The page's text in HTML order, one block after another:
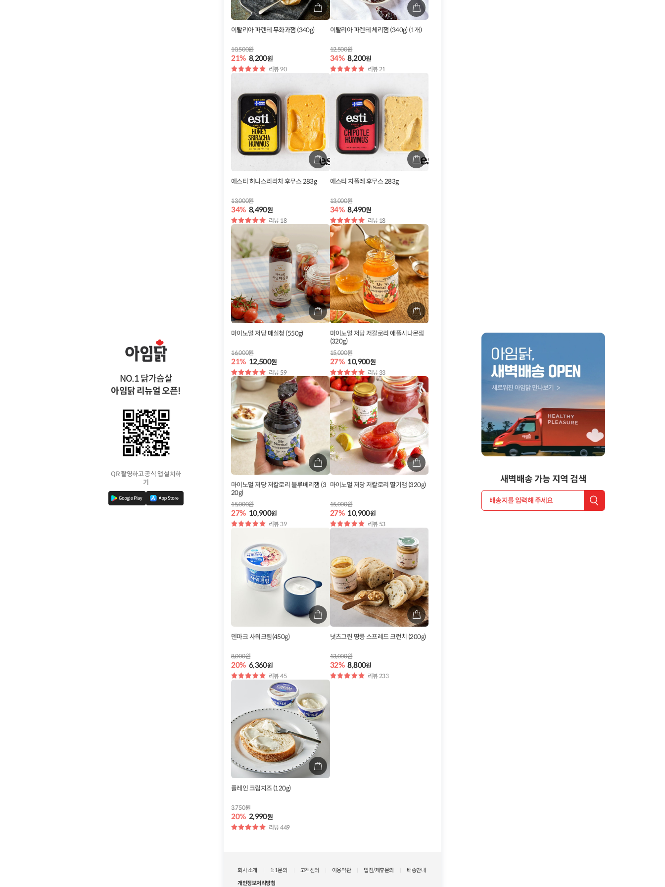
새벽배송 가능 지역 검색
배송지를 입력해 주세요
NO.1 닭가슴살
아임닭 리뉴얼 오픈!
QR 촬영하고 공식 앱 설치하
기
이탈리아 파렌테 무화과잼 (340g)
21% 8,200원
10,500원
별
점
리뷰 90
이탈리아 파렌테 체리잼 (340g) (1개)
34% 8,200원
12,500원
별
점
리뷰 21
에스티 허니스리라차 후무스 283g
34% 8,490원
13,000원
별
점
리뷰 18
에스티 치폴레 후무스 283g
34% 8,490원
13,000원
별
점
리뷰 18
마이노멀 저당 매실청 (550g)
21% 12,500원
16,000원
별
점
리뷰 59
마이노멀 저당 저칼로리 애플시나몬잼
(320g)
27% 10,900원
15,000원
별
점
리뷰 33
마이노멀 저당 저칼로리 블루베리잼 (3
20g)
27% 10,900원
15,000원
별
리뷰 39
마이노멀 저당 저칼로리 딸기잼 (320g)
27% 10,900원
15,000원
별
점
리뷰 53
덴마크 사워크림(450g)
20% 6,360원
8,000원
별
점
리뷰 45
넛츠그린 땅콩 스프레드 크런치 (200g)
32% 8,800원
13,000원
별
점
리뷰 233
플레인 크림치즈 (120g)
20% 2,990원
3,750원
별
리뷰 449
회사 소개 1:1문의 고객센터 이용약관 입점/제휴문의
배송안내
개인정보처리방침